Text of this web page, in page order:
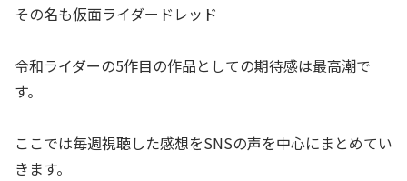
その名も仮面ライダードレッド
令和ライダーの5作目の作品としての期待感は最高潮で
す。
ここでは毎週視聴した感想をSNSの声を中心にまとめてい
きます。